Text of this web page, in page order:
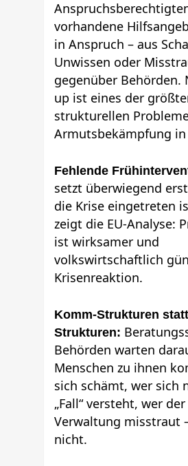
vorhandene
in Anspruch – aus
Unwissen oder
gegenüber Behörden.
up ist eines der
strukturellen
Armutsbekämpfung in
Fehlende
setzt überwiegend
die Krise eingetreten
zeigt die EU-Analyse:
ist wirksamer und
volkswirtschaftlich
Krisenreaktion.
Komm-Strukturen
Strukturen:
Behörden warten
Menschen zu ihnen
sich schämt, wer sich
„Fall“ versteht, wer der
Verwaltung misstraut
nicht.